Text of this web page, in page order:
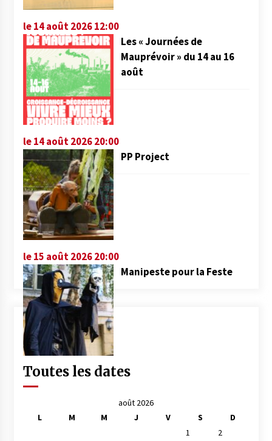
le 14 août 2026 12:00
Les « Journées de
Mauprévoir » du 14 au 16
août
le 14 août 2026 20:00
PP Project
le 15 août 2026 20:00
Manipeste pour la Feste
Toutes les dates
août 2026
L
M M J V S
D
1
2